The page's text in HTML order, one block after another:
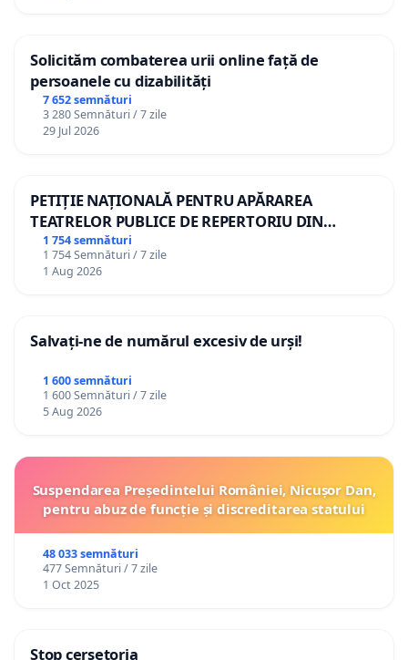
Solicităm combaterea urii online față de
persoanele cu dizabilități
7 652 semnături
3 280 Semnături / 7 zile
29 Jul 2026
PETIȚIE NAȚIONALĂ PENTRU APĂRAREA
TEATRELOR PUBLICE DE REPERTORIU DIN
ROMÂNIA
1 754 semnături
1 754 Semnături / 7 zile
1 Aug 2026
Salvați-ne de numărul excesiv de urși!
1 600 semnături
1 600 Semnături / 7 zile
5 Aug 2026
Suspendarea Președintelui României, Nicușor Dan,
pentru abuz de funcție și discreditarea statului
48 033 semnături
477 Semnături / 7 zile
1 Oct 2025
Stop cerșetoria